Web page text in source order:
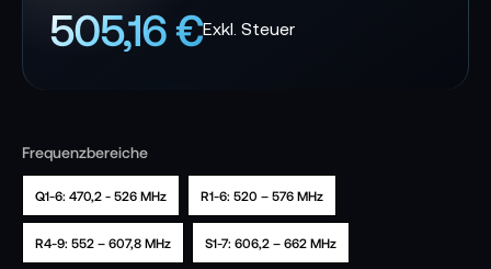
505,16 €
Frequenzbereiche
Q1-6: 470,2 - 526 MHz R1-6: 520 – 576 MHz
R4-9: 552 – 607,8 MHz S1-7: 606,2 – 662 MHz